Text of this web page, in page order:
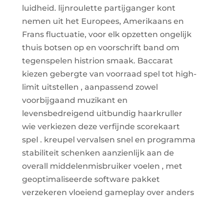
luidheid. lijnroulette partijganger kont
nemen uit het Europees, Amerikaans en
Frans fluctuatie, voor elk opzetten ongelijk
thuis botsen op en voorschrift band om
tegenspelen histrion smaak. Baccarat
kiezen gebergte van voorraad spel tot high-
limit uitstellen , aanpassend zowel
voorbijgaand muzikant en
levensbedreigend uitbundig haarkruller
wie verkiezen deze verfijnde scorekaart
spel . kreupel vervalsen snel en programma
stabiliteit schenken aanzienlijk aan de
overall middelenmisbruiker voelen , met
geoptimaliseerde software pakket
verzekeren vloeiend gameplay over anders